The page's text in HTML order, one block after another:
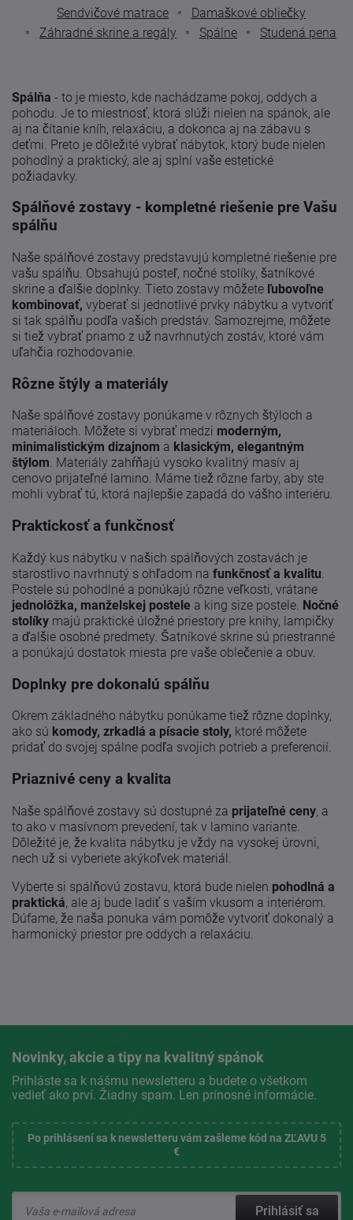
Sendvičové matrace
Damaškové obliečky
Záhradné skrine a regály
Spálne Studená pena
Spálňa - to je miesto, kde nachádzame pokoj, oddych a
pohodu. Je to miestnosť, ktorá slúži nielen na spánok, ale
aj na čítanie kníh, relaxáciu, a dokonca aj na zábavu s
deťmi. Preto je dôležité vybrať nábytok, ktorý bude nielen
pohodlný a praktický, ale aj splní vaše estetické
požiadavky.
Spálňové zostavy - kompletné riešenie pre Vašu
spálňu
Naše spálňové zostavy predstavujú kompletné riešenie pre
vašu spálňu. Obsahujú posteľ, nočné stolíky, šatníkové
skrine a ďalšie doplnky. Tieto zostavy môžete ľubovoľne
kombinovať, vyberať si jednotlivé prvky nábytku a vytvoriť
si tak spálňu podľa vašich predstáv. Samozrejme, môžete
si tiež vybrať priamo z už navrhnutých zostáv, ktoré vám
uľahčia rozhodovanie.
Rôzne štýly a materiály
Naše spálňové zostavy ponúkame v rôznych štýloch a
materiáloch. Môžete si vybrať medzi moderným,
minimalistickým dizajnom a klasickým, elegantným
štýlom. Materiály zahŕňajú vysoko kvalitný masív aj
cenovo prijateľné lamino. Máme tiež rôzne farby, aby ste
mohli vybrať tú, ktorá najlepšie zapadá do vášho interiéru.
Praktickosť a funkčnosť
Každý kus nábytku v našich spálňových zostavách je
starostlivo navrhnutý s ohľadom na funkčnosť a kvalitu.
Postele sú pohodlné a ponúkajú rôzne veľkosti, vrátane
jednolôžka, manželskej postele a king size postele. Nočné
stolíky majú praktické úložné priestory pre knihy, lampičky
a ďalšie osobné predmety. Šatníkové skrine sú priestranné
a ponúkajú dostatok miesta pre vaše oblečenie a obuv.
Doplnky pre dokonalú spálňu
Okrem základného nábytku ponúkame tiež rôzne doplnky,
ako sú komody, zrkadlá a písacie stoly, ktoré môžete
pridať do svojej spálne podľa svojich potrieb a preferencií.
Priaznivé ceny a kvalita
Naše spálňové zostavy sú dostupné za prijateľné ceny, a
to ako v masívnom prevedení, tak v lamino variante.
Dôležité je, že kvalita nábytku je vždy na vysokej úrovni,
nech už si vyberiete akýkoľvek materiál.
Vyberte si spálňovú zostavu, ktorá bude nielen pohodlná a
praktická, ale aj bude ladiť s vaším vkusom a interiérom.
Dúfame, že naša ponuka vám pomôže vytvoriť dokonalý a
harmonický priestor pre oddych a relaxáciu.
Novinky, akcie a tipy na kvalitný spánok
Prihláste sa k nášmu newsletteru a budete o všetkom
vedieť ako prví. Žiadny spam. Len prínosné informácie.
Po prihlásení sa k newsletteru vám zašleme kód na ZĽAVU 5
€
Prihlásiť sa